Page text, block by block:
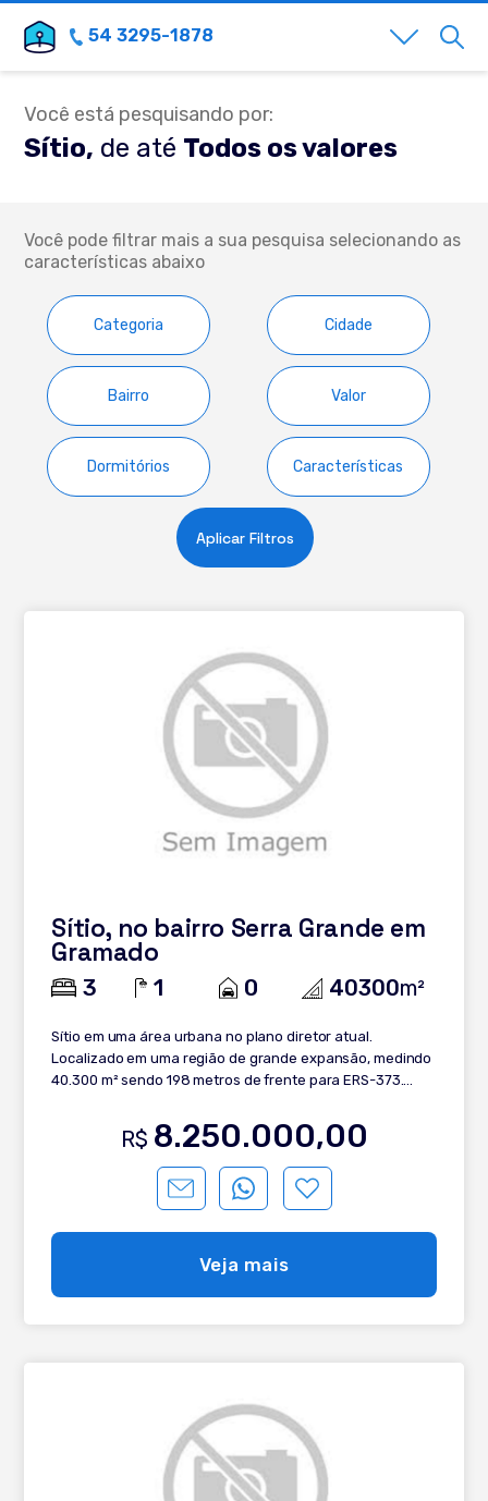
54 3295-1878
Você está pesquisando por:
Sítio, de até Todos os valores
Você pode filtrar mais a sua pesquisa selecionando as
características abaixo
Categoria Cidade
Bairro Valor
Dormitórios Características
Aplicar Filtros
Sítio, no bairro Serra Grande em
Gramado
3 1 0 40300m²
Sítio em uma área urbana no plano diretor atual.
Localizado em uma região de grande expansão, medindo
40.300 m² sendo 198 metros de frente para ERS-373.
Topografia toda plana, propriedade toda cercada, 02
açudes, galpão completo; 14 baias (cavalo), fogão
campeiro, churrasqueira, água de poço, garagem e
cozinha americana, lavanderia, garagem com
churrasqueira, sala de estar com varanda.
R$ 8.250.000,00
Veja mais